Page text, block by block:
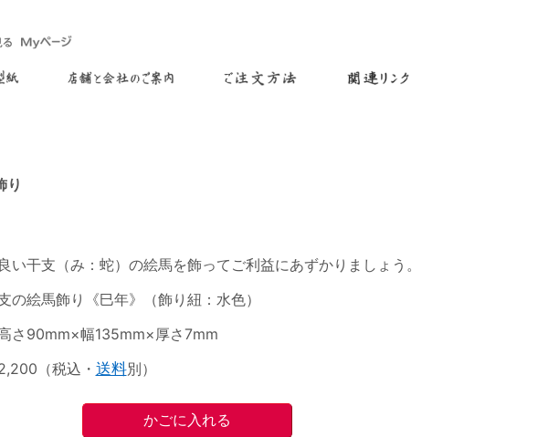
り
い干支（み：蛇）の絵馬を飾ってご利益にあずかりましょう。
の絵馬飾り《巳年》（飾り紐：水色）
さ90mm×幅135mm×厚さ7mm
（税込・ 送料別）